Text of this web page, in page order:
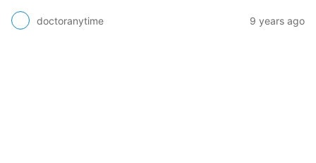
doctoranytime 9 years ago